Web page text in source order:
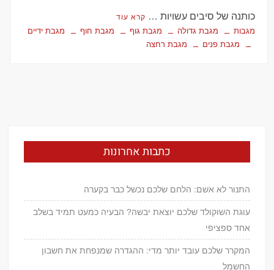
כותנה של סיבים עשויות … קרא עוד
מגבות מגבת גדולה מגבת גוף מגבת חוף
מגבת ידיים
מגבת פנים
מגבת רחצה
כתבות אחרונות
התנור לא אשם: הלחם שלכם נכשל כבר בקערה
עוגת השוקולד שלכם יוצאת יבשה? הבעיה כמעט תמיד בשלב
אחד ספציפי
המקרר שלכם עובד יותר מדי: ההגדרה שמנפחת את חשבון
החשמל